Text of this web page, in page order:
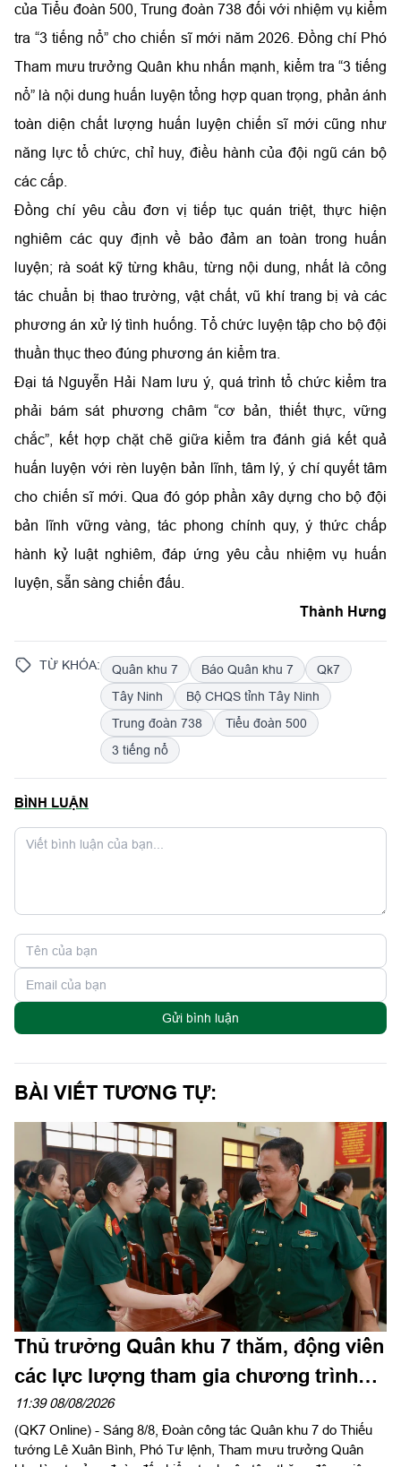
của Tiểu đoàn 500, Trung đoàn 738 đối với nhiệm vụ kiểm
tra “3 tiếng nổ” cho chiến sĩ mới năm 2026. Đồng chí Phó
Tham mưu trưởng Quân khu nhấn mạnh, kiểm tra “3 tiếng
nổ” là nội dung huấn luyện tổng hợp quan trọng, phản ánh
toàn diện chất lượng huấn luyện chiến sĩ mới cũng như
năng lực tổ chức, chỉ huy, điều hành của đội ngũ cán bộ
các cấp.
Đồng chí yêu cầu đơn vị tiếp tục quán triệt, thực hiện
nghiêm các quy định về bảo đảm an toàn trong huấn
luyện; rà soát kỹ từng khâu, từng nội dung, nhất là công
tác chuẩn bị thao trường, vật chất, vũ khí trang bị và các
phương án xử lý tình huống. Tổ chức luyện tập cho bộ đội
thuần thục theo đúng phương án kiểm tra.
Đại tá Nguyễn Hải Nam lưu ý, quá trình tổ chức kiểm tra
phải bám sát phương châm “cơ bản, thiết thực, vững
chắc”, kết hợp chặt chẽ giữa kiểm tra đánh giá kết quả
huấn luyện với rèn luyện bản lĩnh, tâm lý, ý chí quyết tâm
cho chiến sĩ mới. Qua đó góp phần xây dựng cho bộ đội
bản lĩnh vững vàng, tác phong chính quy, ý thức chấp
hành kỷ luật nghiêm, đáp ứng yêu cầu nhiệm vụ huấn
luyện, sẵn sàng chiến đấu.
Thành Hưng
TỪ KHÓA: Quân khu 7 Báo Quân khu 7
Qk7
Tây Ninh
Bộ CHQS tỉnh Tây Ninh
Trung đoàn 738
Tiểu đoàn 500
3 tiếng nổ
BÌNH LUẬN
Gửi bình luận
BÀI VIẾT TƯƠNG TỰ:
Thủ trưởng Quân khu 7 thăm, động viên
các lực lượng tham gia chương trình
“Tổ quốc trong tim”
11:39 08/08/2026
(QK7 Online) - Sáng 8/8, Đoàn công tác Quân khu 7 do Thiếu
tướng Lê Xuân Bình, Phó Tư lệnh, Tham mưu trưởng Quân